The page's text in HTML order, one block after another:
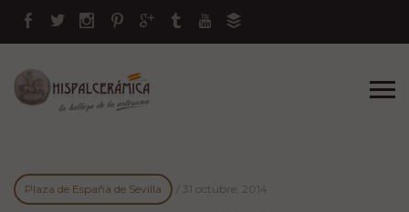
Plaza de España de Sevilla / 31 octubre, 2014